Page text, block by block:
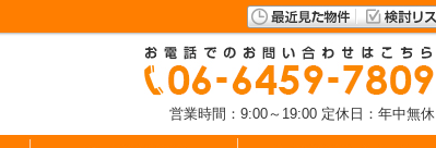
営業時間：9:00～19:00 定休日：年中無休